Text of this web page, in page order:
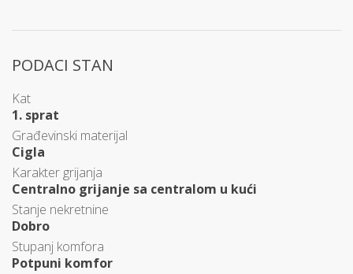
PODACI STAN
Kat
1. sprat
Građevinski materijal
Cigla
Karakter grijanja
Centralno grijanje sa centralom u kući
Stanje nekretnine
Dobro
Stupanj komfora
Potpuni komfor